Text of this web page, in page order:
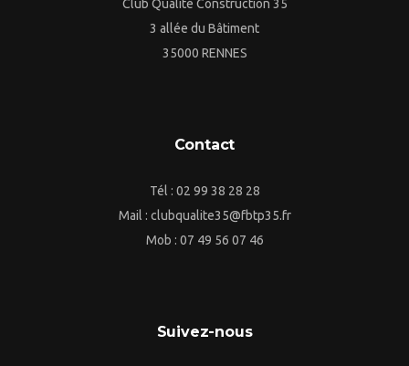
Club Qualité Construction 35
3 allée du Bâtiment
35000 RENNES
Contact
Tél : 02 99 38 28 28
Mail : clubqualite35@fbtp35.fr
Mob : 07 49 56 07 46
Suivez-nous